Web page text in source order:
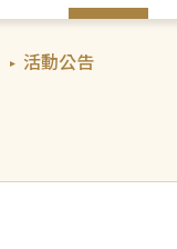
活動公告